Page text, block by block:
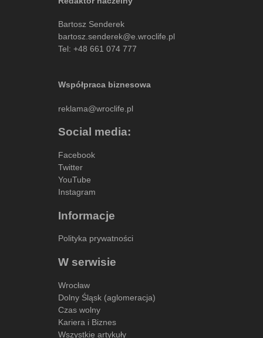
Bartosz Senderek
bartosz.senderek@e.wroclife.pl
Tel: +48 661 074 777
Współpraca biznesowa
reklama@wroclife.pl
Social media:
Facebook
Twitter
YouTube
Instagram
Informacje
Polityka prywatności
W serwisie
Wrocław
Dolny Śląsk (aglomeracja)
Czas wolny
Kariera i Biznes
Wszystkie artykuły